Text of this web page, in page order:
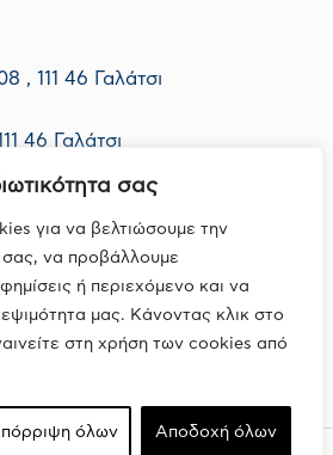
σας
για να βελτιώσουμε την
σας, να προβάλλουμε
ή περιεχόμενο και να
μας. Κάνοντας κλικ στο
στη χρήση των cookies από
όλων Αποδοχή όλων
, 111 46 Γαλάτσι
46 Γαλάτσι
1048 Οικ. 06Ν, 190 01 Ζαπάνι